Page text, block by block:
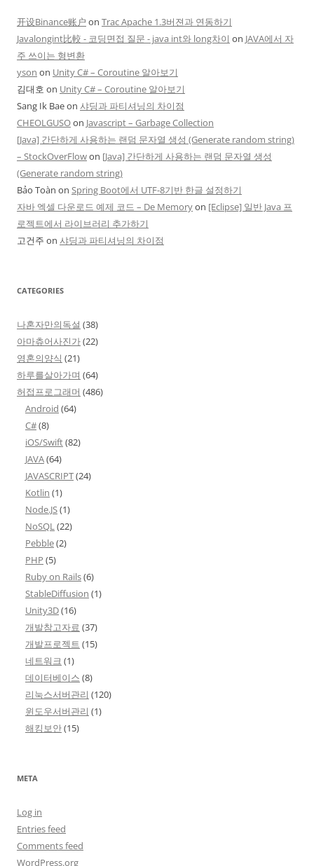
开设Binance账户 on Trac Apache 1.3버젼과 연동하기
Javalongint比較 - 코딩면접 질문 - java int와 long차이 on JAVA에서 자
주 쓰이는 형변환
yson on Unity C# – Coroutine 알아보기
김대호 on Unity C# – Coroutine 알아보기
Sang Ik Baeon 샤딩과 파티셔닝의 차이점
CHEOLGUSOon Javascript – Garbage Collection
[Java] 간단하게 사용하는 랜덤 문자열 생성 (Generate random string)
– StockOverFlowon [Java] 간단하게 사용하는 랜덤 문자열 생성
(Generate random string)
Bảo Toàn on Spring Boot에서 UTF-8기반 한글 설정하기
자바 엑셀 다운로드 예제 코드 – De Memoryon [Eclipse] 일반 Java 프
로젝트에서 라이브러리 추가하기
고건주 on 샤딩과 파티셔닝의 차이점
CATEGORIES
나혼자만의독설 (38)
아마츄어사진가(22)
영혼의양식 (21)
하루를살아가며 (64)
허접프로그래머 (486)
Android (64)
C#(8)
iOS/Swift(82)
JAVA(64)
JAVASCRIPT(24)
Kotlin (1)
Node.JS(1)
NoSQL(22)
Pebble(2)
PHP (5)
Ruby on Rails(6)
StableDiffusion (1)
Unity3D(16)
개발참고자료 (37)
개발프로젝트 (15)
네트워크 (1)
데이터베이스 (8)
리눅스서버관리 (120)
윈도우서버관리 (1)
해킹보안(15)
META
Log in
Entries feed
Comments feed
WordPress.org